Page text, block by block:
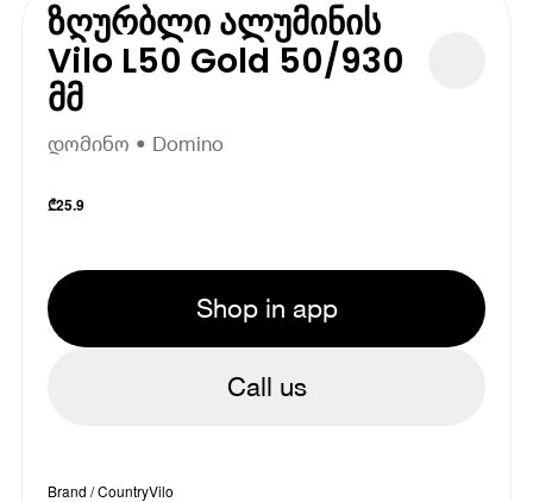
ზღურბლი ალუმინის
Vilo L50 Gold 50/930
მმ
დომინო • Domino
₾25.9
Shop in app
Call us
Brand / CountryVilo